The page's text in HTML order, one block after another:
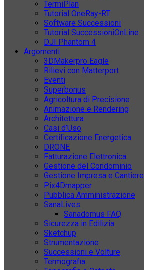
TermiPlan
Tutorial OneRay-RT
Software Successioni
Tutorial SuccessioniOnLine
DJI Phantom 4
Argomenti
3DMakerpro Eagle
Rilievi con Matterport
Eventi
Superbonus
Agricoltura di Precisione
Animazione e Rendering
Architettura
Casi d’Uso
Certificazione Energetica
DRONE
Fatturazione Elettronica
Gestione del Condominio
Gestione Impresa e Cantiere
Pix4Dmapper
Pubblica Amministrazione
SanaLives
Sanadomus FAQ
Sicurezza in Edilizia
Sketchup
Strumentazione
Successioni e Volture
Termografia